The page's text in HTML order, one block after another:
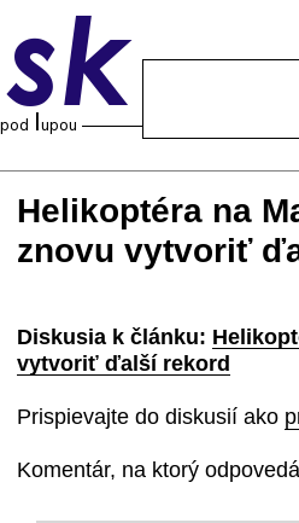
Helikoptéra na
znovu vytvoriť
Diskusia k článku:
vytvoriť ďalší rekord
Prispievajte do diskusií ako
Komentár, na ktorý